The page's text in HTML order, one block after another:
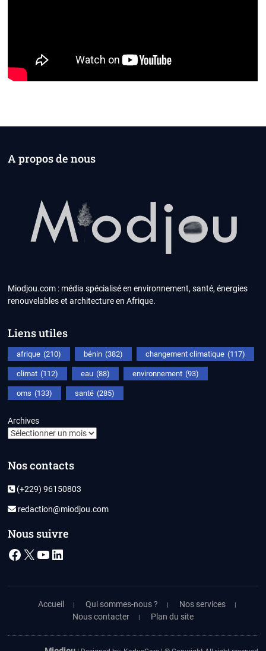
A propos de nous
Miodjou.com : média spécialisé en environnement, santé, énergies
renouvelables et architecture en Afrique.
Liens utiles
afrique (210) bénin (382) changement climatique (117)
climat (112) eau (88) environnement (93)
oms (133) santé (285)
Archives
Nos contacts
(+229) 96150803
redaction@miodjou.com
Nous suivre
Facebook
X YouTube
LinkedIn
Accueil Qui sommes-nous ?
Nos services
Nous contacter
Plan du site